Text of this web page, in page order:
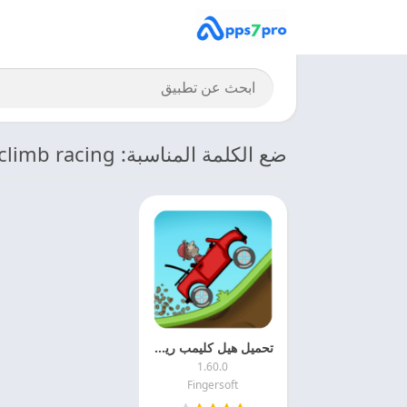
ضع الكلمة المناسبة: hill climb racing
تحميل هيل كليمب ريسنج 2026 Hill Climb Racing مهكره اخر اصدر APK مجانا
1.60.0
Fingersoft